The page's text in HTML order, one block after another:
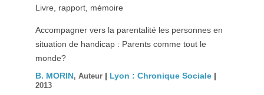
Livre, rapport, mémoire
Accompagner vers la parentalité les personnes en
situation de handicap : Parents comme tout le
monde?
B. MORIN, Auteur | Lyon : Chronique Sociale|
2013